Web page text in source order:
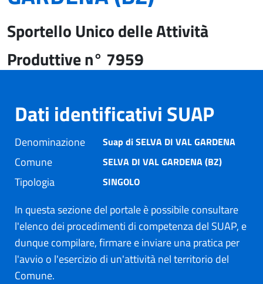
Sportello Unico delle Attività
Produttive n° 7959
Dati identificativi SUAP
Denominazione Suap di SELVA DI VAL GARDENA
Comune SELVA DI VAL GARDENA (BZ)
Tipologia SINGOLO
In questa sezione del portale è possibile consultare
l'elenco dei procedimenti di competenza del SUAP, e
dunque compilare, firmare e inviare una pratica per
l'avvio o l'esercizio di un'attività nel territorio del
Comune.